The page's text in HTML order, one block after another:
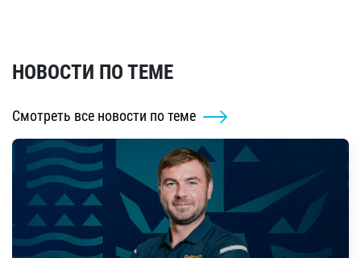
НОВОСТИ ПО ТЕМЕ
Смотреть все новости по теме